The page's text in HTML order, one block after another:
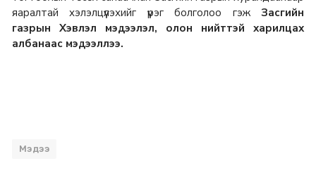
яаралтай хэлэлцүүлэхийг үүрэг болголоо гэж Засгийн
газрын Хэвлэл мэдээлэл, олон нийттэй харилцах
албанаас мэдээллээ.
Мэдээ